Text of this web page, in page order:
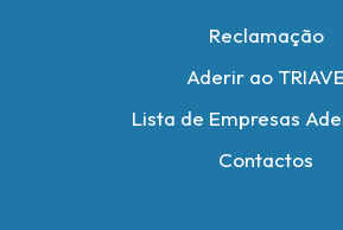
Reclamação
Aderir ao TRIAVE
Lista de Empresas
Contactos